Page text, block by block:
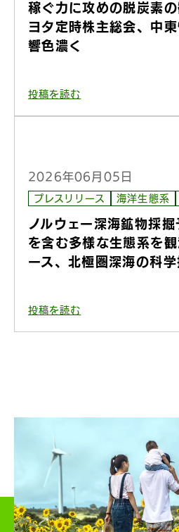
稼ぐ力に攻めの脱炭素
ヨタ定時株主総会、中
響色濃く
投稿を読む
2026年06月05日
プレスリリース 海洋生態系
ノルウェー深海鉱物採
を含む多様な生態系を
ース、北極圏深海の科
投稿を読む